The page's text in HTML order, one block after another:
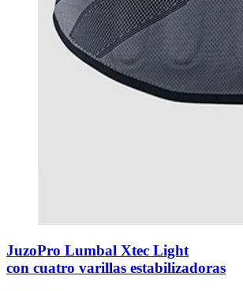
JuzoPro Lumbal Xtec Light
con cuatro varillas estabilizadoras